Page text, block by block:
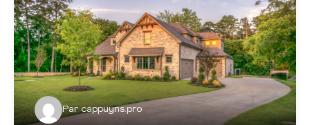
Par cappuyns.pro